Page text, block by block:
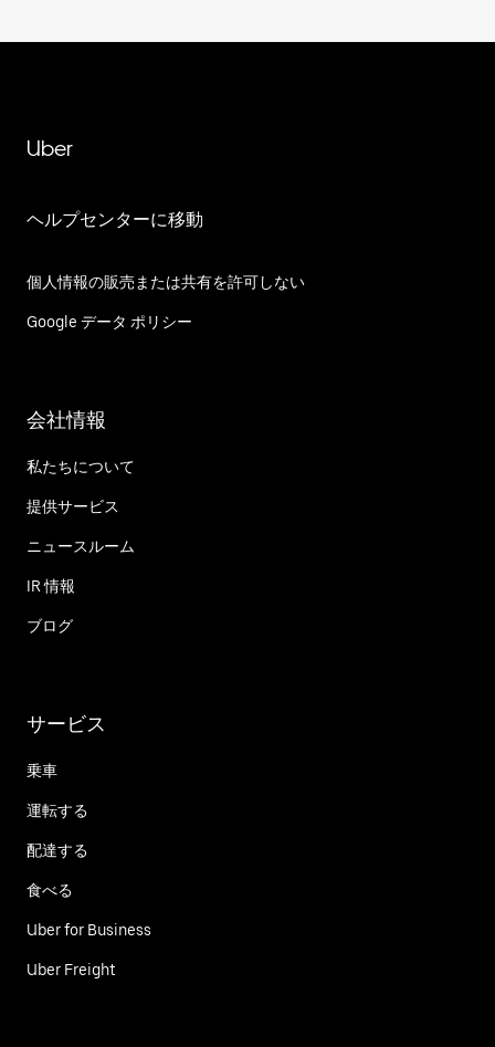
Uber
ヘルプセンターに移動
個人情報の販売または共有を許可しない
Google データ ポリシー
会社情報
私たちについて
提供サービス
ニュースルーム
IR 情報
ブログ
サービス
乗車
運転する
配達する
食べる
Uber for Business
Uber Freight